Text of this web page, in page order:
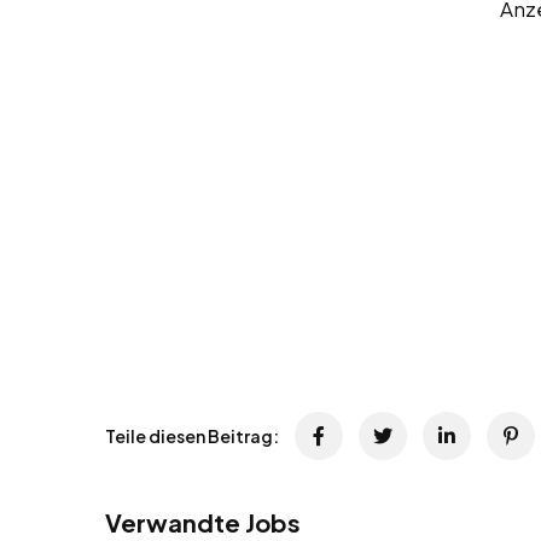
Teile diesen Beitrag:
Verwandte Jobs